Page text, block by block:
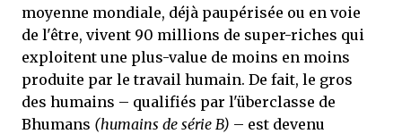
moyenne mondiale, déjà paupérisée ou en voie
de l'être, vivent 90 millions de super-riches qui
exploitent une plus-value de moins en moins
produite par le travail humain. De fait, le gros
des humains – qualifiés par l'überclasse de
Bhumans (humains de série B) – est devenu